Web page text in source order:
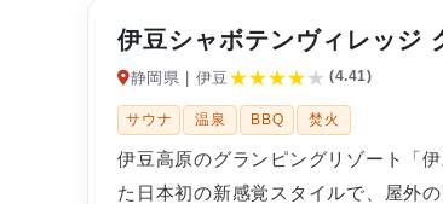
伊豆シャボテンヴィレッジ
静岡県 | 伊豆 ★★★★★ (4.41)
サウナ 温泉 BBQ 焚火
伊豆高原のグランピングリゾート「
た日本初の新感覚スタイルで、屋外